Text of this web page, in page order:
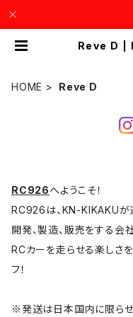
Reve D |
HOME Reve D
RC926へようこそ！
RC926は、KN-KIKAKUが
開発、製造、販売をする会社
RCカーを走らせる楽しさ
フ！
※発送は日本国内に限ら